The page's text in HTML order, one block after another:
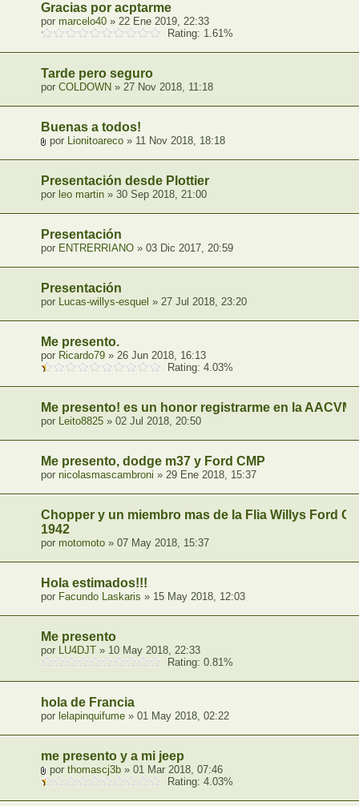
Gracias por acptarme
por marcelo40 » 22 Ene 2019, 22:33
Rating: 1.61%
Tarde pero seguro
por COLDOWN » 27 Nov 2018, 11:18
Buenas a todos!
por Lionitoareco » 11 Nov 2018, 18:18
Presentación desde Plottier
por leo martin » 30 Sep 2018, 21:00
Presentación
por ENTRERRIANO » 03 Dic 2017, 20:59
Presentación
por Lucas-willys-esquel » 27 Jul 2018, 23:20
Me presento.
por Ricardo79 » 26 Jun 2018, 16:13
Rating: 4.03%
Me presento! es un honor registrarme en la AACVM!
por Leito8825 » 02 Jul 2018, 20:50
Me presento, dodge m37 y Ford CMP
por nicolasmascambroni » 29 Ene 2018, 15:37
Chopper y un miembro mas de la Flia Willys Ford
1942
por motomoto » 07 May 2018, 15:37
Hola estimados!!!
por Facundo Laskaris » 15 May 2018, 12:03
Me presento
por LU4DJT » 10 May 2018, 22:33
Rating: 0.81%
hola de Francia
por lelapinquifume » 01 May 2018, 02:22
me presento y a mi jeep
por thomascj3b » 01 Mar 2018, 07:46
Rating: 4.03%